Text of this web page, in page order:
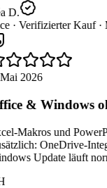
D.
· Verifizierter Kauf ·
2026
& Windows
Makros und
OneDrive-
Update läuft